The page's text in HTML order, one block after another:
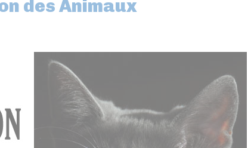
des Animaux